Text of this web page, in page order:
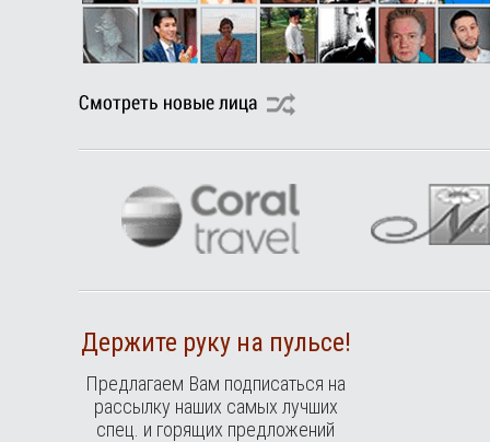
Держите руку на пульсе!
Предлагаем Вам подписаться на
рассылку наших самых лучших
спец. и горящих предложений